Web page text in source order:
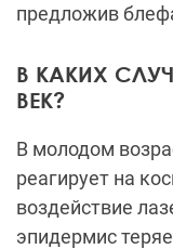
предложив
В КАКИХ
ВЕК?
В молодом
реагирует на
воздействие
эпидермис